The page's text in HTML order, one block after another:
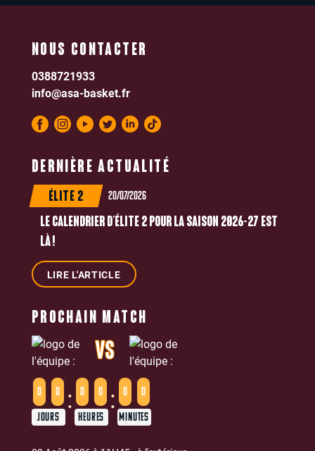
DERNIÈRE ACTUALITÉ
ÉLITE 2 20/07/2026
LE CALENDRIER D’ÉLITE 2 POUR LA SAISON 2026-27 EST
LÀ !
LIRE L'ARTICLE
NOUS CONTACTER
0388721933
info@asa-basket.fr
PROCHAIN MATCH
0 0
JOURS
: 0 0
HEURES
: 0 0
MINUTES
VS